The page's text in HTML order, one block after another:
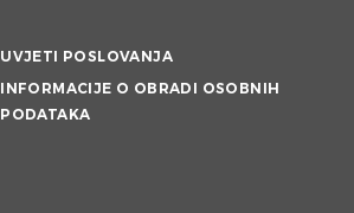
UVJETI POSLOVANJA
INFORMACIJE O OBRADI OSOBNIH
PODATAKA